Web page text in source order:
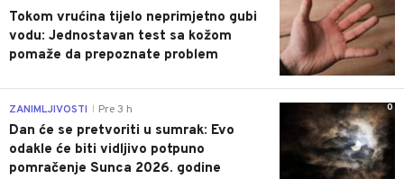
Tokom vrućina tijelo neprimjetno gubi
vodu: Jednostavan test sa kožom
pomaže da prepoznate problem
0
ZANIMLJIVOSTI Pre 3 h
Dan će se pretvoriti u sumrak: Evo
odakle će biti vidljivo potpuno
pomračenje Sunca 2026. godine